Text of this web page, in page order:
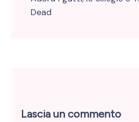
Dead
Lascia un commento